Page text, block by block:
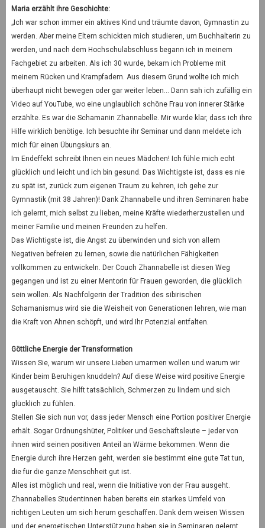
Maria erzählt ihre Geschichte:
„Ich war schon immer ein aktives Kind und träumte davon, Gymnastin zu
werden. Aber meine Eltern schickten mich studieren, um Buchhalterin zu
werden, und nach dem Hochschulabschluss begann ich in meinem
Fachgebiet zu arbeiten. Als ich 30 wurde, bekam ich Probleme mit
meinem Rücken und Krampfadern. Aus diesem Grund wollte ich mich
überhaupt nicht bewegen oder gar weiter leben… Dann sah ich zufällig ein
Video auf YouTube, wo eine unglaublich schöne Frau von innerer Stärke
erzählte. Es war die Schamanin Zhannabelle. Mir wurde klar, dass ich ihre
Hilfe wirklich benötige. Ich besuchte ihr Seminar und dann meldete ich
mich für einen Übungskurs an.
Im Endeffekt schreibt Ihnen ein neues Mädchen! Ich fühle mich echt
glücklich und leicht und ich bin gesund. Das Wichtigste ist, dass es nie
zu spät ist, zurück zum eigenen Traum zu kehren, ich gehe zur
Gymnastik (mit 38 Jahren)! Dank Zhannabelle und ihren Seminaren habe
ich gelernt, mich selbst zu lieben, meine Kräfte wiederherzustellen und
meiner Familie und meinen Freunden zu helfen.
Das Wichtigste ist, die Angst zu überwinden und sich von allem
Negativen befreien zu lernen, sowie die natürlichen Fähigkeiten
vollkommen zu entwickeln. Der Couch Zhannabelle ist diesen Weg
gegangen und ist zu einer Mentorin für Frauen geworden, die glücklich
sein wollen. Als Nachfolgerin der Tradition des sibirischen
Schamanismus wird sie die Weisheit von Generationen lehren, wie man
die Kraft von Ahnen schöpft, und wird Ihr Potenzial entfalten.
Göttliche Energie der Transformation
Wissen Sie, warum wir unsere Lieben umarmen wollen und warum wir
Kinder beim Beruhigen knuddeln? Auf diese Weise wird positive Energie
ausgetauscht. Sie hilft tatsächlich, Schmerzen zu lindern und sich
glücklich zu fühlen.
Stellen Sie sich nun vor, dass jeder Mensch eine Portion positiver Energie
erhält. Sogar Ordnungshüter, Politiker und Geschäftsleute – jeder von
ihnen wird seinen positiven Anteil an Wärme bekommen. Wenn die
Energie durch ihre Herzen geht, werden sie bestimmt eine gute Tat tun,
die für die ganze Menschheit gut ist.
Alles ist möglich und real, wenn die Initiative von der Frau ausgeht.
Zhannabelles Studentinnen haben bereits ein starkes Umfeld von
richtigen Leuten um sich herum geschaffen. Dank dem weisen Wissen
und der energetischen Unterstützung haben sie in Seminaren gelernt,